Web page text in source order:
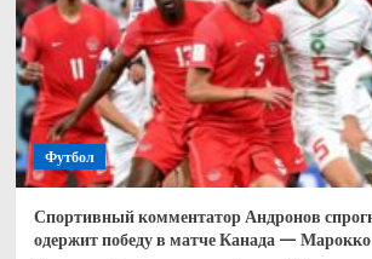
матчи
1/8
финала
ЧМ-2026
Футбол
Спортивный комментатор Андронов
одержит победу в матче Канада — Марокко